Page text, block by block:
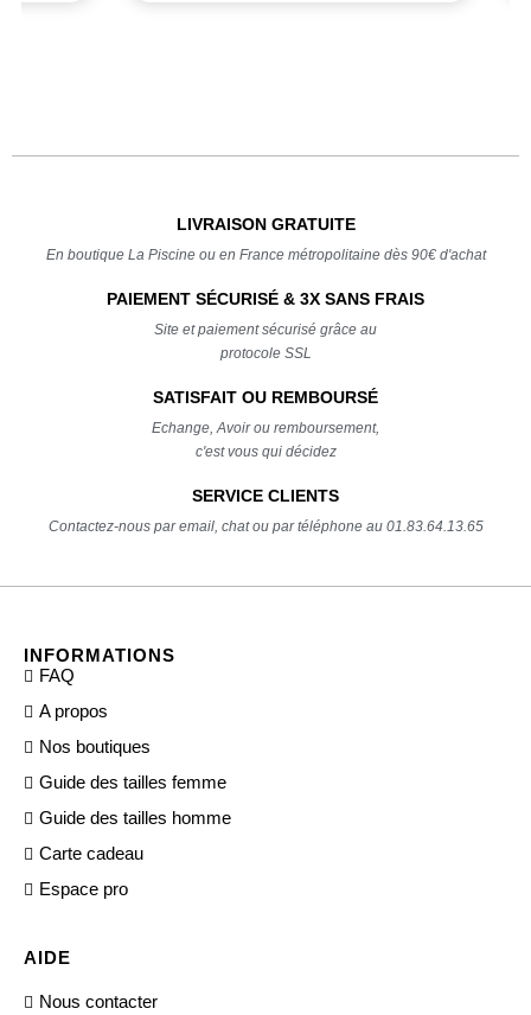
LIVRAISON GRATUITE
En boutique La Piscine ou en France métropolitaine dès 90€ d'achat
PAIEMENT SÉCURISÉ & 3X SANS FRAIS
Site et paiement sécurisé grâce au
protocole SSL
SATISFAIT OU REMBOURSÉ
Echange, Avoir ou remboursement,
c'est vous qui décidez
SERVICE CLIENTS
Contactez-nous par email, chat ou par téléphone au 01.83.64.13.65
INFORMATIONS
FAQ
A propos
Nos boutiques
Guide des tailles femme
Guide des tailles homme
Carte cadeau
Espace pro
AIDE
Nous contacter